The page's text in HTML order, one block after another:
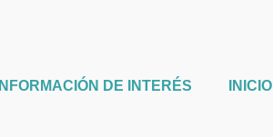
INFORMACIÓN DE INTERÉS INICIO